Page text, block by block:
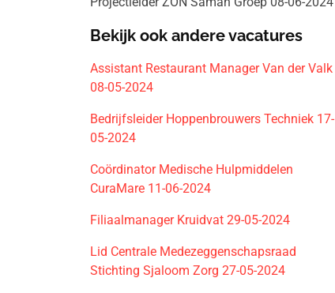
Bekijk ook andere vacatures
Assistant Restaurant Manager Van der Valk
08-05-2024
Bedrijfsleider Hoppenbrouwers Techniek 17-
05-2024
Coördinator Medische Hulpmiddelen
CuraMare 11-06-2024
Filiaalmanager Kruidvat 29-05-2024
Lid Centrale Medezeggenschapsraad
Stichting Sjaloom Zorg 27-05-2024